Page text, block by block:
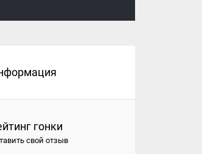
гонки
свой отзыв